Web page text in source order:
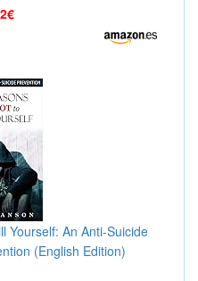
Yourself: An Anti-Suicide
(English Edition)